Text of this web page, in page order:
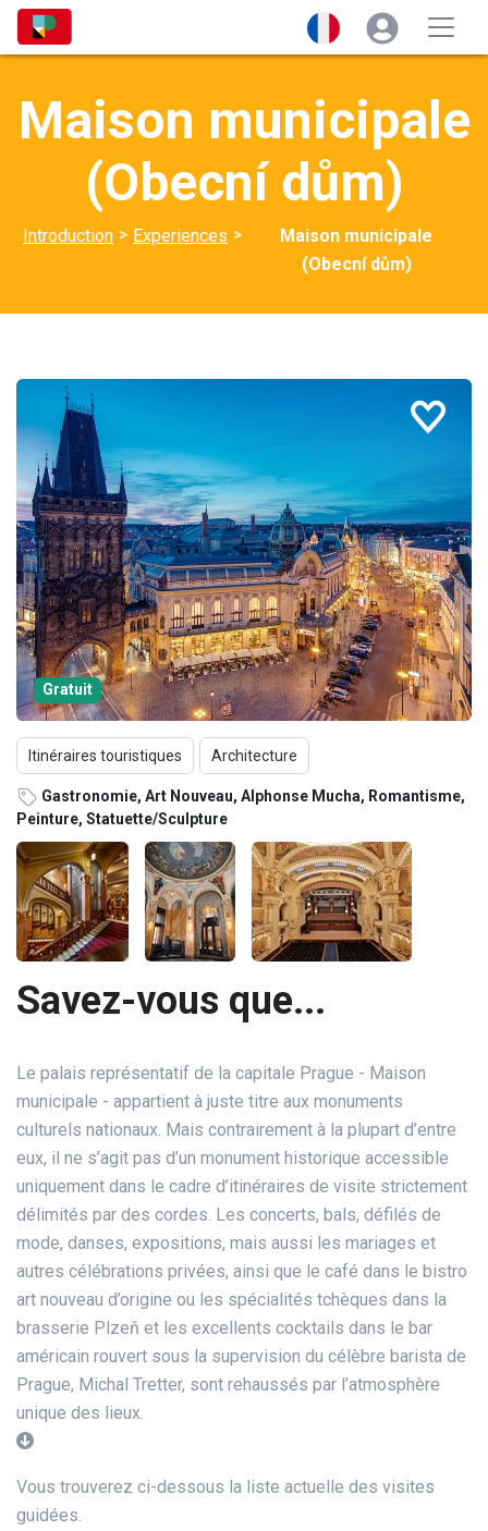
Maison municipale
(Obecní dům)
Introduction > Experiences >
Maison municipale
(Obecní dům)
Savez-vous que...
Le palais représentatif de la capitale Prague - Maison
municipale - appartient à juste titre aux monuments
culturels nationaux. Mais contrairement à la plupart d’entre
eux, il ne s’agit pas d’un monument historique accessible
uniquement dans le cadre d’itinéraires de visite strictement
délimités par des cordes. Les concerts, bals, défilés de
mode, danses, expositions, mais aussi les mariages et
autres célébrations privées, ainsi que le café dans le bistro
art nouveau d’origine ou les spécialités tchèques dans la
brasserie Plzeň et les excellents cocktails dans le bar
américain rouvert sous la supervision du célèbre barista de
Prague, Michal Tretter, sont rehaussés par l’atmosphère
unique des lieux.
Vous trouverez ci-dessous la liste actuelle des visites
guidées.
Gratuit
Itinéraires touristiques Architecture
Gastronomie, Art Nouveau, Alphonse Mucha, Romantisme,
Peinture, Statuette/Sculpture